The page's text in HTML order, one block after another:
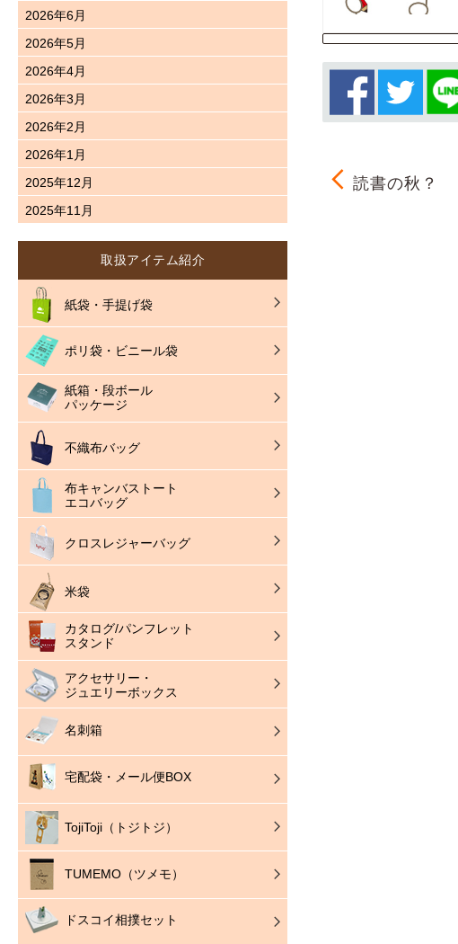
読書の秋？
2026年6月
2026年5月
2026年4月
2026年3月
2026年2月
2026年1月
2025年12月
2025年11月
取扱アイテム紹介
紙袋・手提げ袋
ポリ袋・ビニール袋
紙箱・段ボール
パッケージ
不織布バッグ
布キャンバストート
エコバッグ
クロスレジャーバッグ
米袋
カタログ/パンフレット
スタンド
アクセサリー・
ジュエリーボックス
名刺箱
宅配袋・メール便BOX
TojiToji（トジトジ）
TUMEMO（ツメモ）
ドスコイ相撲セット